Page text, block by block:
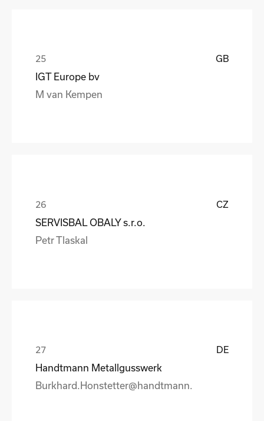
GB
IGT Europe bv
M van Kempen
CZ
SERVISBAL OBALY s.r.o.
Petr Tlaskal
DE
Handtmann Metallgusswerk
Burkhard.Honstetter@handtmann.